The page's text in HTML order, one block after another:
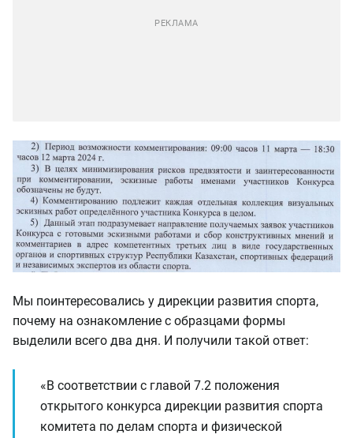
Мы поинтересовались у дирекции развития спорта,
почему на ознакомление с образцами формы
выделили всего два дня. И получили такой ответ:
«В соответствии с главой 7.2 положения
открытого конкурса дирекции развития спорта
комитета по делам спорта и физической